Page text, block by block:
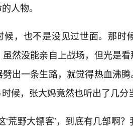
人物。
候，也不是没见过世面。那时
然没能亲自上战场，但光是
出一条生路，就觉得热血沸
候，张大妈竟然也听出了几分
‘荒野大镖客’，到底有几部啊